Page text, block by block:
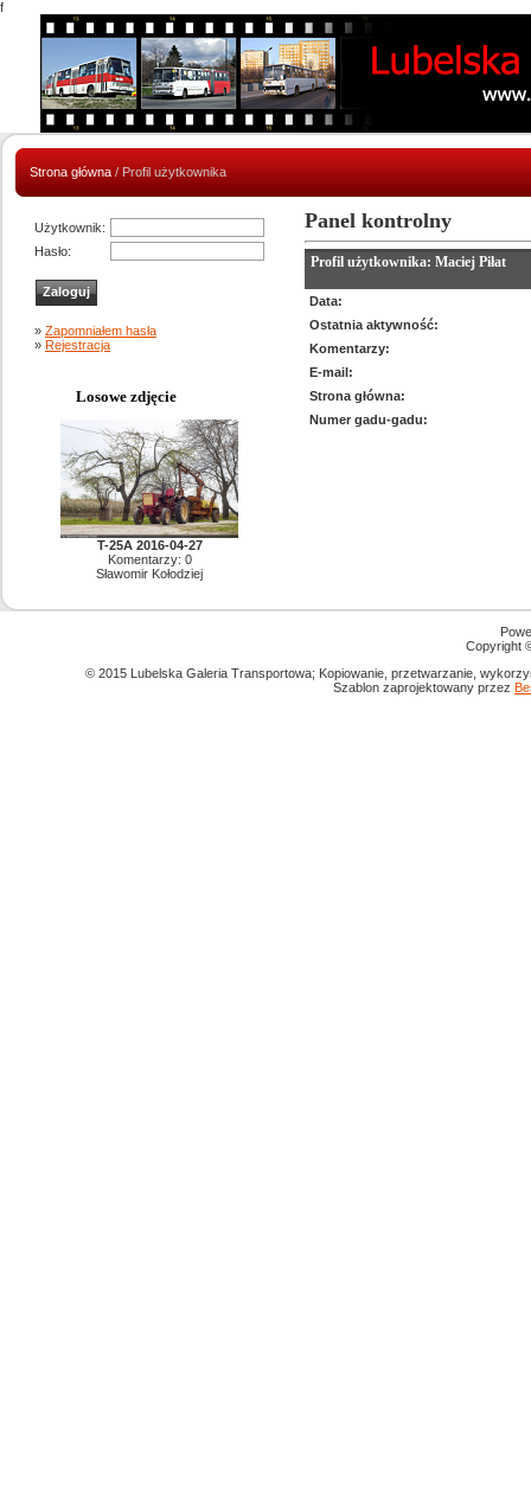
f
Strona główna / Profil użytkownika
Użytkownik:
Hasło:
» Zapomniałem hasła
» Rejestracja
Losowe zdjęcie
T-25A 2016-04-27
Komentarzy: 0
Sławomir Kołodziej
Panel kontrolny
Profil użytkownika: Maciej Piłat
Data:
Ostatnia aktywność:
Komentarzy:
E-mail:
Strona główna:
Numer gadu-gadu:
Copyright
© 2015 Lubelska Galeria Transportowa; Kopiowanie, przetwarzanie,
Szablon zaprojektowany przez